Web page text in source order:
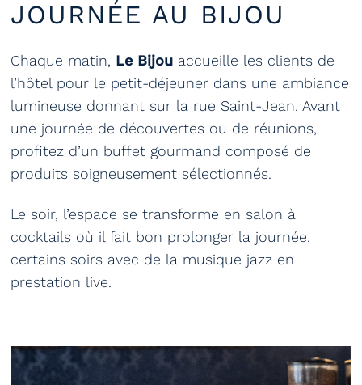
JOURNÉE AU BIJOU
Chaque matin, Le Bijou accueille les clients de
l’hôtel pour le petit-déjeuner dans une ambiance
lumineuse donnant sur la rue Saint-Jean. Avant
une journée de découvertes ou de réunions,
profitez d’un buffet gourmand composé de
produits soigneusement sélectionnés.
Le soir, l’espace se transforme en salon à
cocktails où il fait bon prolonger la journée,
certains soirs avec de la musique jazz en
prestation live.